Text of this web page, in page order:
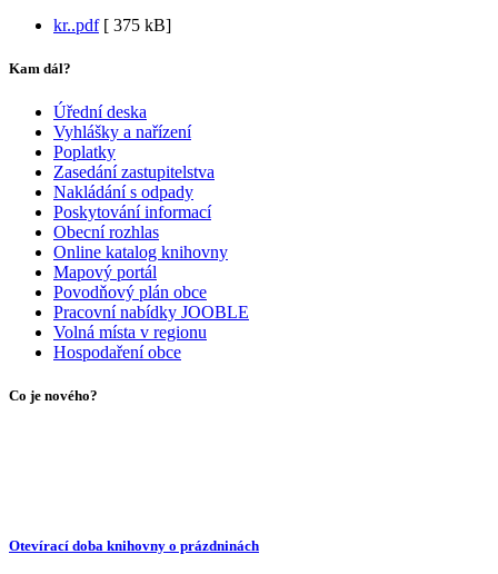
kr..pdf[ 375 kB]
Kam dál?
Úřední deska
Vyhlášky a nařízení
Poplatky
Zasedání zastupitelstva
Nakládání s odpady
Poskytování informací
Obecní rozhlas
Online katalog knihovny
Mapový portál
Povodňový plán obce
Pracovní nabídky JOOBLE
Volná místa v regionu
Hospodaření obce
Co je nového?
Otevírací doba knihovny o prázdninách